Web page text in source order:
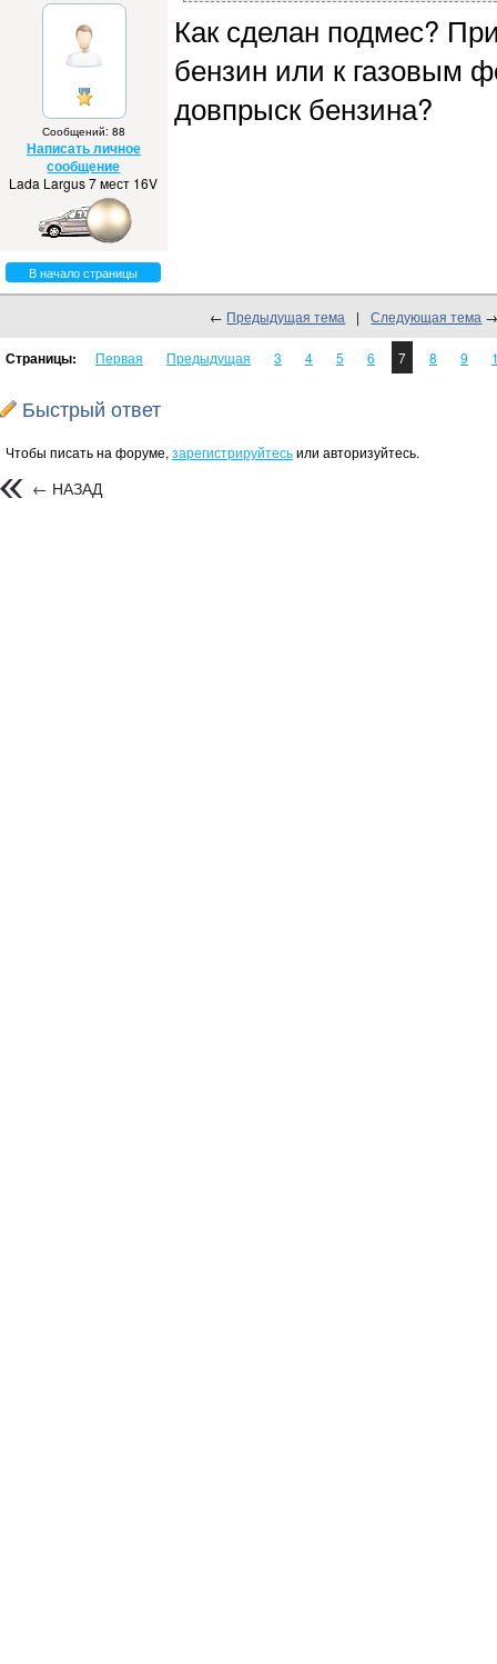
Сообщений: 88
Написать личное
сообщение
Lada Largus 7 мест 16V
Как сделан подмес?
бензин или к газовым
довпрыск бензина?
В начало страницы
← Предыдущая тема | Следующая тема
Страницы: Первая Предыдущая 3 4 5 6 7 8 9
Быстрый ответ
Чтобы писать на форуме, зарегистрируйтесьили авторизуйтесь.
← НАЗАД